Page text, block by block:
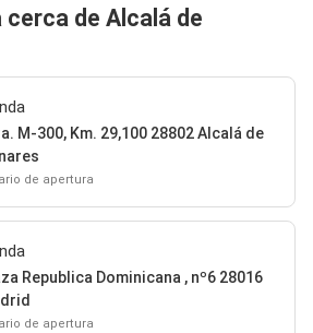
cerca de Alcalá de
M-300, Km. 29,100 28802 Alcalá de
de apertura
Republica Dominicana , nº6 28016
de apertura